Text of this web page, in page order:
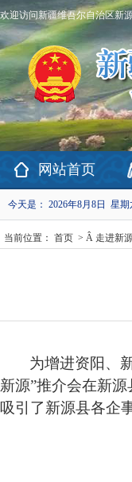
欢迎访问新疆维吾尔自治区新
网站首页
今天是： 2026年8月8日 星期
当前位置： 首页 > Â 走进新
为增进资阳、
新源”推介会在新
吸引了新源县各企